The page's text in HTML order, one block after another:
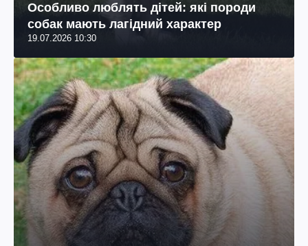
Особливо люблять дітей: які породи
собак мають лагідний характер
19.07.2026 10:30